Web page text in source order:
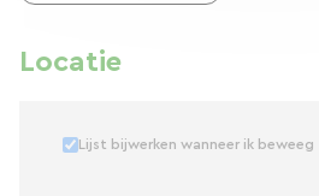
Locatie
Lijst bijwerken wanneer ik beweeg